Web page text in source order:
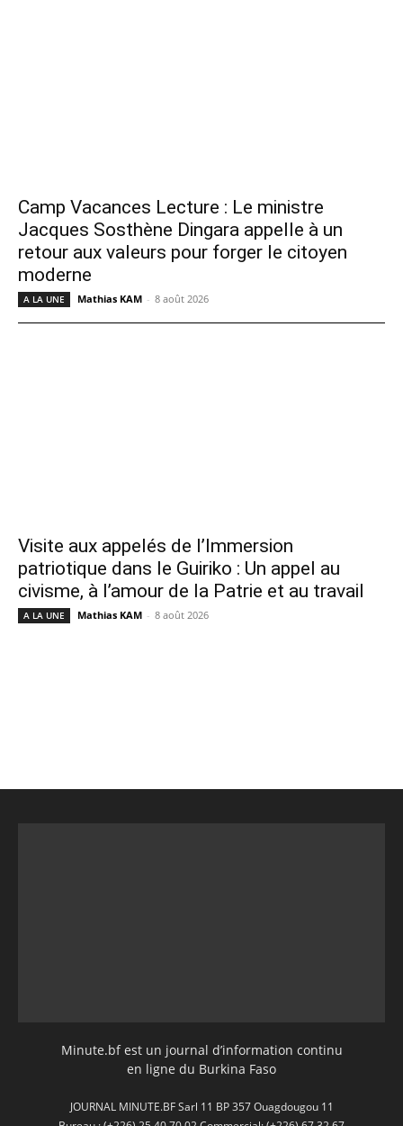
Camp Vacances Lecture : Le ministre
Jacques Sosthène Dingara appelle à un
retour aux valeurs pour forger le citoyen
moderne
A LA UNE Mathias KAM - 8 août 2026
Visite aux appelés de l’Immersion
patriotique dans le Guiriko : Un appel au
civisme, à l’amour de la Patrie et au travail
A LA UNE Mathias KAM - 8 août 2026
Minute.bf est un journal d’information continu
en ligne du Burkina Faso
JOURNAL MINUTE.BF Sarl 11 BP 357 Ouagdougou 11